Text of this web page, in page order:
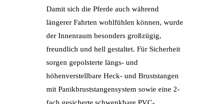
Damit sich die Pferde auch während
längerer Fahrten wohlfühlen können, wurde
der Innenraum besonders großzügig,
freundlich und hell gestaltet. Für Sicherheit
sorgen gepolsterte längs- und
höhenverstellbare Heck- und Bruststangen
mit Panikbruststangensystem sowie eine 2-